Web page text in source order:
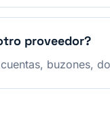
proveedor?
buzones,